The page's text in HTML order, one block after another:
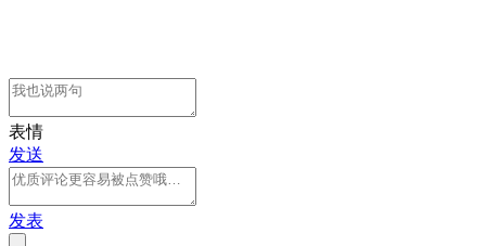
表情
发送
发表